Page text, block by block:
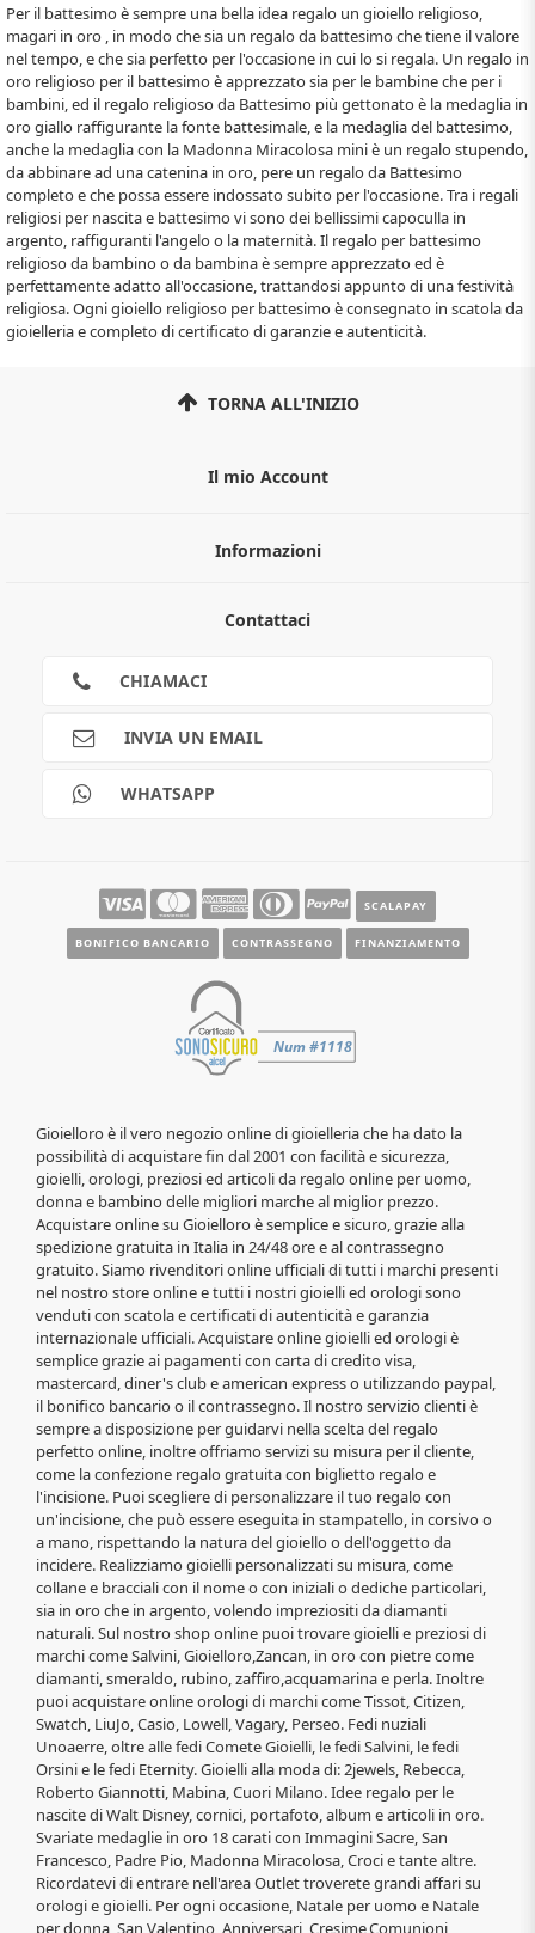
Per il battesimo è sempre una bella idea regalo un gioiello religioso,
magari in oro , in modo che sia un regalo da battesimo che tiene il valore
nel tempo, e che sia perfetto per l'occasione in cui lo si regala. Un regalo in
oro religioso per il battesimo è apprezzato sia per le bambine che per i
bambini, ed il regalo religioso da Battesimo più gettonato è la medaglia in
oro giallo raffigurante la fonte battesimale, e la medaglia del battesimo,
anche la medaglia con la Madonna Miracolosa mini è un regalo stupendo,
da abbinare ad una catenina in oro, pere un regalo da Battesimo
completo e che possa essere indossato subito per l'occasione. Tra i regali
religiosi per nascita e battesimo vi sono dei bellissimi capoculla in
argento, raffiguranti l'angelo o la maternità. Il regalo per battesimo
religioso da bambino o da bambina è sempre apprezzato ed è
perfettamente adatto all'occasione, trattandosi appunto di una festività
religiosa. Ogni gioiello religioso per battesimo è consegnato in scatola da
gioielleria e completo di certificato di garanzie e autenticità.
TORNA ALL'INIZIO
Il mio Account
Informazioni
Guida all'acquisto
Scalapay
Contattaci
CHIAMACI
INVIA UN EMAIL
WHATSAPP
SCALAPAY
BONIFICO BANCARIO CONTRASSEGNO FINANZIAMENTO
Gioielloro è il vero negozio online di gioielleria che ha dato la
possibilità di acquistare fin dal 2001 con facilità e sicurezza,
gioielli, orologi, preziosi ed articoli da regalo online per uomo,
donna e bambino delle migliori marche al miglior prezzo.
Acquistare online su Gioielloro è semplice e sicuro, grazie alla
spedizione gratuita in Italia in 24/48 ore e al contrassegno
gratuito. Siamo rivenditori online ufficiali di tutti i marchi presenti
nel nostro store online e tutti i nostri gioielli ed orologi sono
venduti con scatola e certificati di autenticità e garanzia
internazionale ufficiali. Acquistare online gioielli ed orologi è
semplice grazie ai pagamenti con carta di credito visa,
mastercard, diner's club e american express o utilizzando paypal,
il bonifico bancario o il contrassegno. Il nostro servizio clienti è
sempre a disposizione per guidarvi nella scelta del regalo
perfetto online, inoltre offriamo servizi su misura per il cliente,
come la confezione regalo gratuita con biglietto regalo e
l'incisione. Puoi scegliere di personalizzare il tuo regalo con
un'incisione, che può essere eseguita in stampatello, in corsivo o
a mano, rispettando la natura del gioiello o dell'oggetto da
incidere. Realizziamo gioielli personalizzati su misura, come
collane e bracciali con il nome o con iniziali o dediche particolari,
sia in oro che in argento, volendo impreziositi da diamanti
naturali. Sul nostro shop online puoi trovare gioielli e preziosi di
marchi come Salvini, Gioielloro,Zancan, in oro con pietre come
diamanti, smeraldo, rubino, zaffiro,acquamarina e perla. Inoltre
puoi acquistare online orologi di marchi come Tissot, Citizen,
Swatch, LiuJo, Casio, Lowell, Vagary, Perseo. Fedi nuziali
Unoaerre, oltre alle fedi Comete Gioielli, le fedi Salvini, le fedi
Orsini e le fedi Eternity. Gioielli alla moda di: 2jewels, Rebecca,
Roberto Giannotti, Mabina, Cuori Milano. Idee regalo per le
nascite di Walt Disney, cornici, portafoto, album e articoli in oro.
Svariate medaglie in oro 18 carati con Immagini Sacre, San
Francesco, Padre Pio, Madonna Miracolosa, Croci e tante altre.
Ricordatevi di entrare nell'area Outlet troverete grandi affari su
orologi e gioielli. Per ogni occasione, Natale per uomo e Natale
per donna, San Valentino, Anniversari, Cresime,Comunioni,